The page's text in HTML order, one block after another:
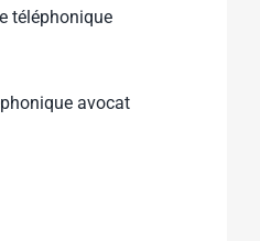
téléphonique
avocat